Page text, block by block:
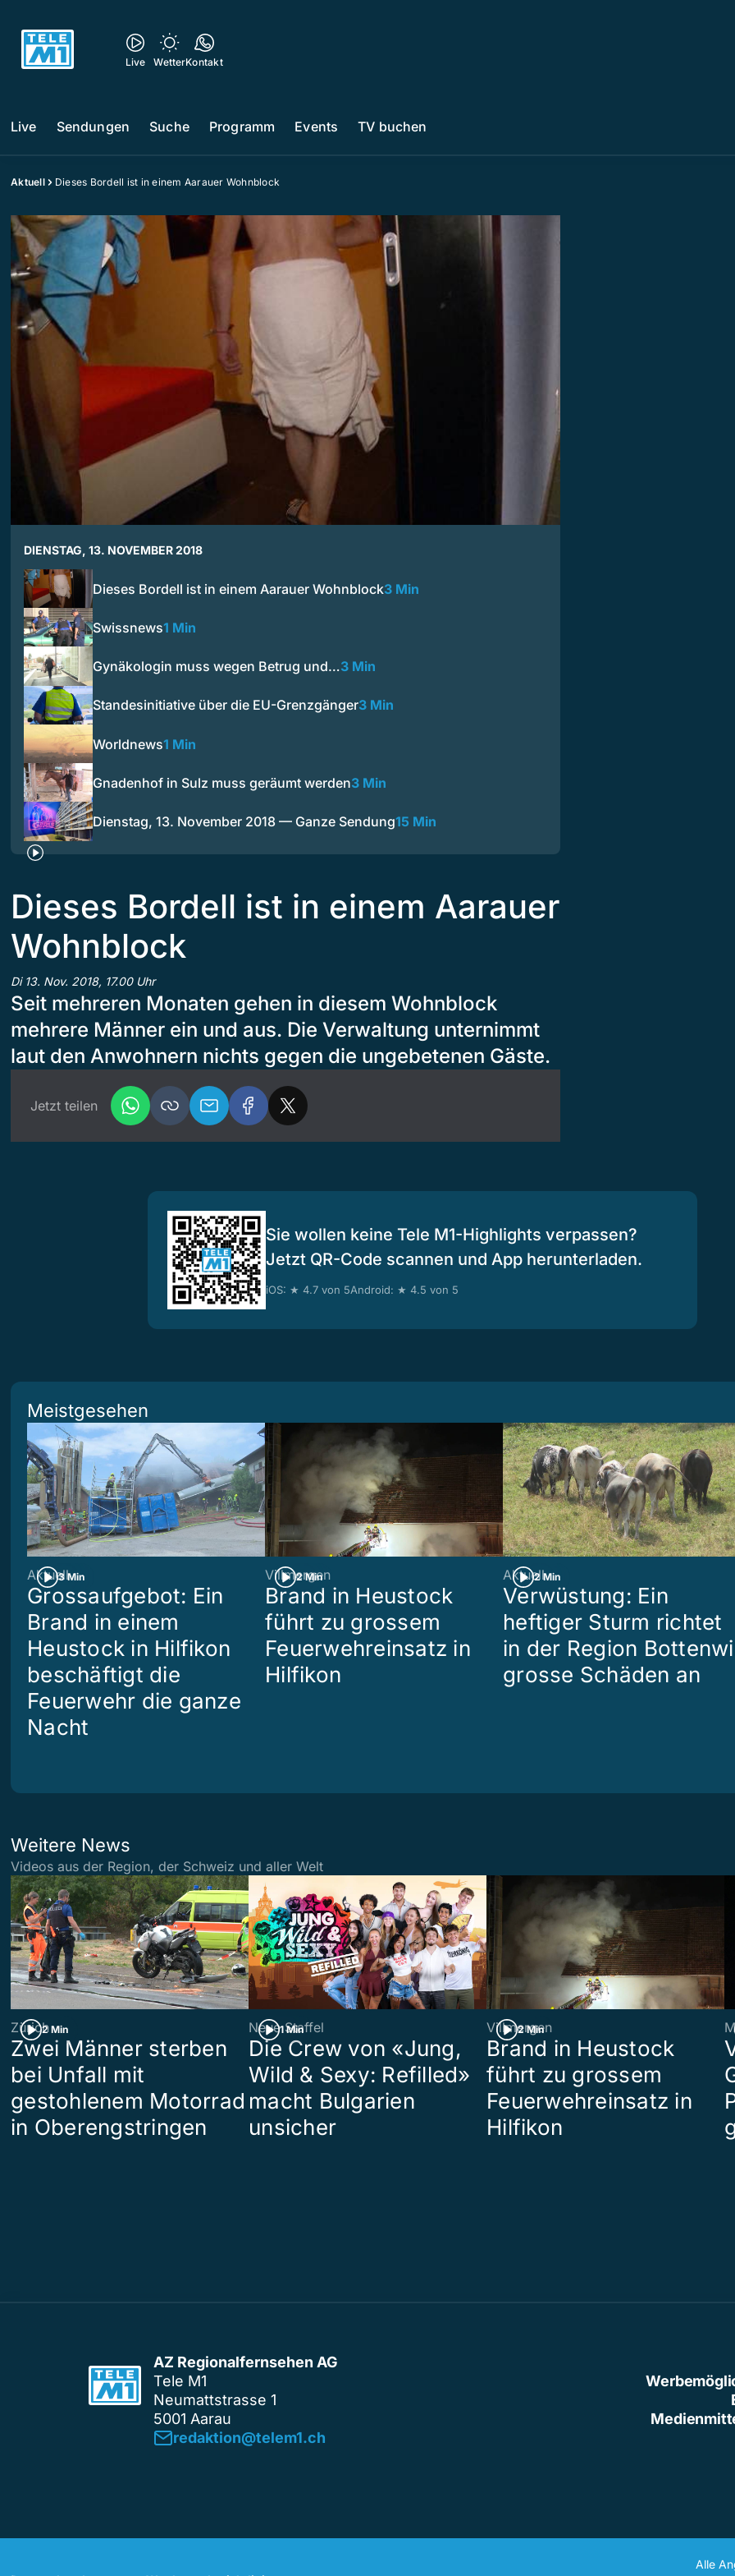
Live WetterKontakt
Live Sendungen Suche Programm Events TV buchen
Aktuell Dieses Bordell ist in einem Aarauer Wohnblock
DIENSTAG, 13. NOVEMBER 2018
Dieses Bordell ist in einem Aarauer Wohnblock3 Min
Swissnews1 Min
Gynäkologin muss wegen Betrug und…3 Min
Standesinitiative über die EU-Grenzgänger3 Min
Worldnews1 Min
Gnadenhof in Sulz muss geräumt werden3 Min
Dienstag, 13. November 2018 — Ganze Sendung15 Min
Dieses Bordell ist in einem Aarauer
Wohnblock
Di 13. Nov. 2018, 17.00 Uhr
Seit mehreren Monaten gehen in diesem Wohnblock
mehrere Männer ein und aus. Die Verwaltung unternimmt
laut den Anwohnern nichts gegen die ungebetenen Gäste.
Jetzt teilen
Sie wollen keine Tele M1-Highlights verpassen?
Jetzt QR-Code scannen und App herunterladen.
iOS: ★ 4.7 von 5Android: ★ 4.5 von 5
Meistgesehen
3 Min
Aktuell
Grossaufgebot: Ein
Brand in einem
Heustock in Hilfikon
beschäftigt die
Feuerwehr die ganze
Nacht
2 Min
Villmergen
Brand in Heustock
führt zu grossem
Feuerwehreinsatz in
Hilfikon
2 Min
Aktuell
Verwüstung: Ein
heftiger Sturm richtet
in der Region
grosse Schäden an
Weitere News
Videos aus der Region, der Schweiz und aller Welt
2 Min
Zürich
Zwei Männer sterben
bei Unfall mit
gestohlenem Motorrad
in Oberengstringen
1 Min
Neue Staffel
Die Crew von «Jung,
Wild & Sexy: Refilled»
macht Bulgarien
unsicher
2 Min
Villmergen
Brand in Heustock
führt zu grossem
Feuerwehreinsatz in
Hilfikon
AZ Regionalfernsehen AG
Tele M1
Neumattstrasse 1
5001 Aarau
redaktion@telem1.ch
Alle